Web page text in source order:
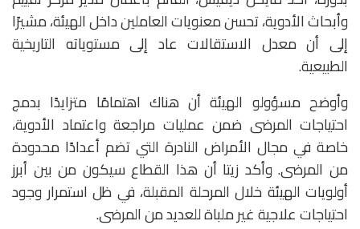
وأبحاث الأدوية، تحسن معنويات العاملين داخل الهيئة، مشيرًا
إلى أن معدل الاستقالات عاد إلى مستوياته التاريخية
الطبيعية.
وأوضح مسؤولو الهيئة أن هناك اهتمامًا متزايدًا بدمج
احتياجات المرضى ضمن عمليات مراجعة واعتماد الأدوية،
خاصة في مجال الأمراض النادرة التي تضم أعدادًا محدودة
من المرضى. وأكد زيتا أن هذا القطاع سيكون من بين أبرز
أولويات الهيئة خلال المرحلة المقبلة، في ظل استمرار وجود
احتياجات علاجية غير ملباة للعديد من المرضى.